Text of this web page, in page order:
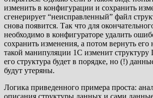
изменить в конфигурации и сохранить
сгенерирует “неисправленный” файл
снова появится. Так что для
необходимо в конфигураторе удалить
сохранить изменения, а потом вернуть
такой манипуляции 1С изменит
его структура будет в порядке, но (!)
будут утеряны.
Логика приведенного примера проста:
описания структуры данных и сами